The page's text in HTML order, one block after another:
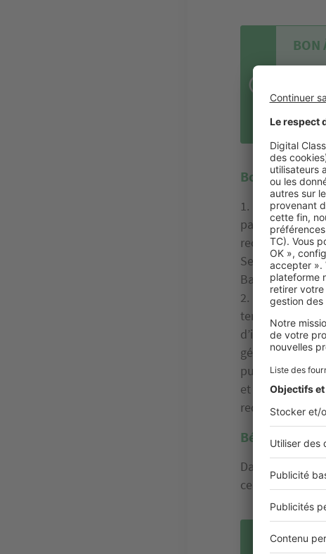
BON
Le
lourds
Bornage de
Le bornage
parties. Un
recours
Service de
Bas-Rhin et la
Le bornage
tentative de
d’instance
géomètre
publicité
et la Moselle.
redevables
Bénéficiez de
Dans le cadre
certaines
LES